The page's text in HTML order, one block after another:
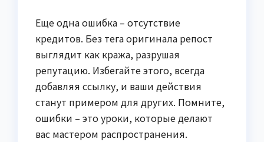
Еще одна ошибка – отсутствие
кредитов. Без тега оригинала репост
выглядит как кража, разрушая
репутацию. Избегайте этого, всегда
добавляя ссылку, и ваши действия
станут примером для других. Помните,
ошибки – это уроки, которые делают
вас мастером распространения.